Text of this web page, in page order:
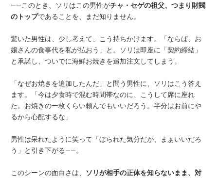
——このとき、ソリはこの男性がチャ・セゲの祖父、つまり財閥
のトップであることを、まだ知りません。
驚いた男性は、少し考えて、こう持ちかけます。「ならば、お
嬢さんの食事代を私が払おう」と。ソリは即座に「契約締結」
と承諾し、ついでに海鮮お焼きを追加注文してしまう。
「なぜお焼きを追加したんだ」と問う男性に、ソリはこう答え
ます。「今は夕食時で混む時間帯なのに、こうして席に座れ
た。お焼きの一枚くらい頼んでもいいだろう。半分はお前にや
るから心配するな」
男性は呆れたように笑って「ぼられた気分だが、まぁいいだろ
う」と引き下がる——。
このシーンの面白さは、
ソリが相手の正体を知らないまま、対